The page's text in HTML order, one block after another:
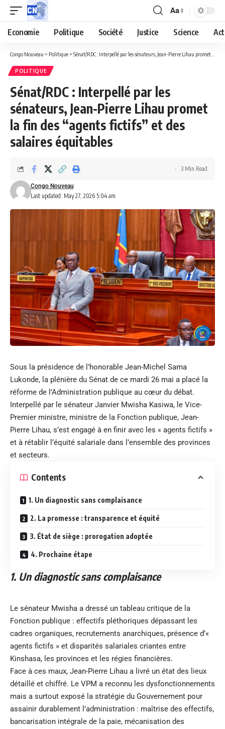
Aa
Economie Politique Société Justice Science
Congo Nouveau > Politique > Sénat/RDC : Interpellé par les sénateurs, Jean-Pierre Lihau promet la fin des “agents fictifs” et des salaires équitables
POLITIQUE
Sénat/RDC : Interpellé par les
sénateurs, Jean-Pierre Lihau promet
la fin des “agents fictifs” et des
salaires équitables
Last updated: May 27, 2026 5:04 am
Congo Nouveau
3 Min Read
Sous la présidence de l’honorable Jean-Michel Sama
Lukonde, la plénière du Sénat de ce mardi 26 mai a placé la
réforme de l’Administration publique au cœur du débat.
Interpellé par le sénateur Janvier Mwisha Kasiwa, le Vice-
Premier ministre, ministre de la Fonction publique, Jean-
Pierre Lihau, s’est engagé à en finir avec les « agents fictifs »
et à rétablir l’équité salariale dans l’ensemble des provinces
et secteurs.
Contents
1. Un diagnostic sans complaisance
2. La promesse : transparence et équité
3. État de siège : prorogation adoptée
4. Prochaine étape
1. Un diagnostic sans complaisance
Le sénateur Mwisha a dressé un tableau critique de la
Fonction publique : effectifs pléthoriques dépassant les
cadres organiques, recrutements anarchiques, présence d’«
agents fictifs » et disparités salariales criantes entre
Kinshasa, les provinces et les régies financières.
Face à ces maux, Jean-Pierre Lihau a livré un état des lieux
détaillé et chiffré. Le VPM a reconnu les dysfonctionnements
mais a surtout exposé la stratégie du Gouvernement pour
assainir durablement l’administration : maîtrise des effectifs,
bancarisation intégrale de la paie, mécanisation des